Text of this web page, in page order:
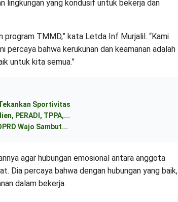
lingkungan yang kondusif untuk bekerja dan
program TMMD,” kata Letda Inf Murjalil. “Kami
percaya bahwa kerukunan dan keamanan adalah
untuk kita semua.”
Sportivitas
PERADI, TPPA,...
Wajo Sambut...
agar hubungan emosional antara anggota
Dia percaya bahwa dengan hubungan yang baik,
dalam bekerja.